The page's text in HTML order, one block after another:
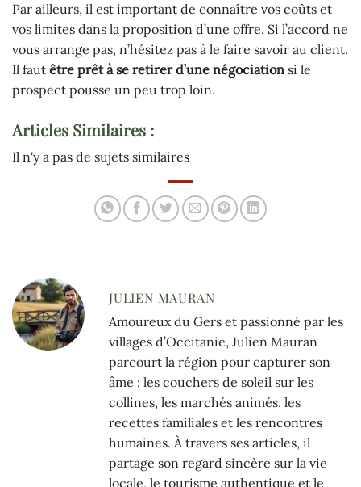
Par ailleurs, il est important de connaître vos coûts et
vos limites dans la proposition d’une offre. Si l’accord ne
vous arrange pas, n’hésitez pas à le faire savoir au client.
Il faut être prêt à se retirer d’une négociation si le
prospect pousse un peu trop loin.
Articles Similaires :
Il n'y a pas de sujets similaires
JULIEN MAURAN
Amoureux du Gers et passionné par les
villages d’Occitanie, Julien Mauran
parcourt la région pour capturer son
âme : les couchers de soleil sur les
collines, les marchés animés, les
recettes familiales et les rencontres
humaines. À travers ses articles, il
partage son regard sincère sur la vie
locale, le tourisme authentique et le